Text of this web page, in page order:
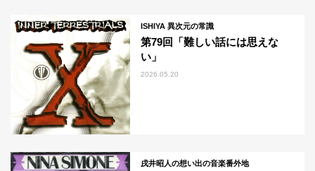
ISHIYA 異次元の常識
第79回「難しい話には思えな
い」
2026.05.20
戌井昭人の想い出の音楽番外地